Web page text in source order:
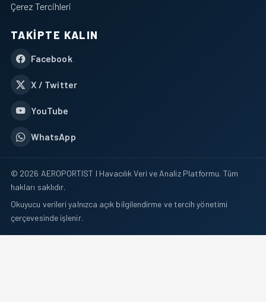
Çerez Tercihleri
TAKIPTE KALIN
Facebook
X / Twitter
YouTube
WhatsApp
© 2026 AEROPORTIST I Havacılık Veri ve Analiz Platformu. Tüm
hakları saklıdır.
Okuyucu verileri yalnızca açık bilgilendirme ve tercih yönetimi
çerçevesinde işlenir.